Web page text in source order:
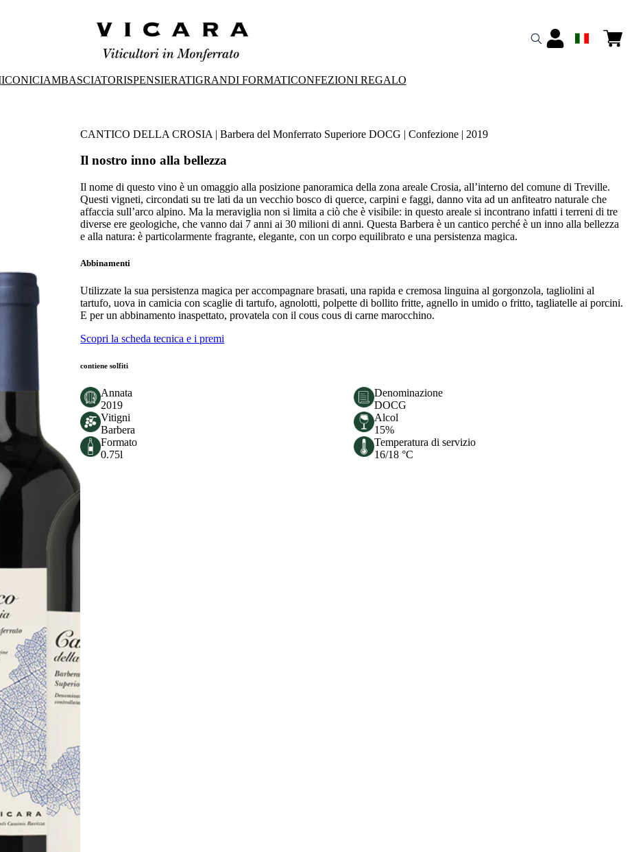
ICONICIAMBASCIATORISPENSIERATIGRANDI FORMATICONFEZIONI REGALO
CANTICO DELLA CROSIA | Barbera del Monferrato Superiore DOCG | Confezione | 2019
Il nostro inno alla bellezza
Il nome di questo vino è un omaggio alla posizione panoramica della zona areale Crosia, all’interno del comune di Treville.
Questi vigneti, circondati su tre lati da un vecchio bosco di querce, carpini e faggi, danno vita ad un anfiteatro naturale che
affaccia sull’arco alpino. Ma la meraviglia non si limita a ciò che è visibile: in questo areale si incontrano infatti i terreni di tre
diverse ere geologiche, che vanno dai 7 anni ai 30 milioni di anni. Questa Barbera è un cantico perché è un inno alla bellezza
e alla natura: è particolarmente fragrante, elegante, con un corpo equilibrato e una persistenza magica.
Abbinamenti
Utilizzate la sua persistenza magica per accompagnare brasati, una rapida e cremosa linguina al gorgonzola, tagliolini al
tartufo, uova in camicia con scaglie di tartufo, agnolotti, polpette di bollito fritte, agnello in umido o fritto, tagliatelle ai porcini.
E per un abbinamento inaspettato, provatela con il cous cous di carne marocchino.
Scopri la scheda tecnica e i premi
contiene solfiti
Annata
2019
Denominazione
DOCG
Vitigni
Barbera
Alcol
15%
Formato
0.75l
Temperatura di servizio
16/18 °C